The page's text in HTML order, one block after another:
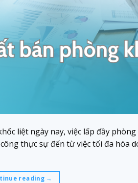
liệt ngày nay, việc lấp đầy
thực sự đến từ việc tối đa hóa
reading →